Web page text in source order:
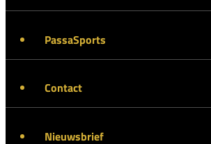
PassaSports
Contact
Nieuwsbrief